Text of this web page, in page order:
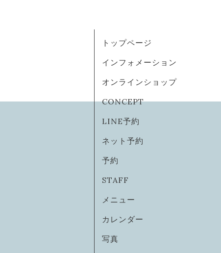
トップページ
インフォメーション
オンラインショップ
CONCEPT
LINE予約
ネット予約
予約
STAFF
メニュー
カレンダー
写真